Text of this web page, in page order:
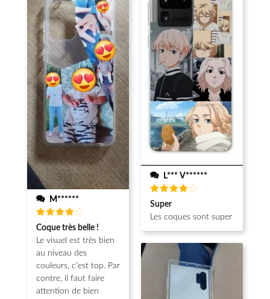
M******
Note4
sur 5
Coque très belle !
Le visuel est très bien
au niveau des
couleurs, c'est top. Par
contre, il faut faire
attention de bien
L*** V******
Note
sur 5
Super
Les coques sont super